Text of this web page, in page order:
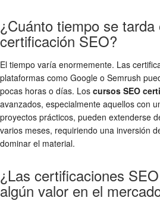
¿Cuánto tiempo se
certificación SEO?
El tiempo varía enormemente. Las
plataformas como Google o Semrush
pocas horas o días. Los cursos SEO
avanzados, especialmente aquellos con
proyectos prácticos, pueden extenderse
varios meses, requiriendo una inversión
dominar el material.
¿Las certificaciones
algún valor en el